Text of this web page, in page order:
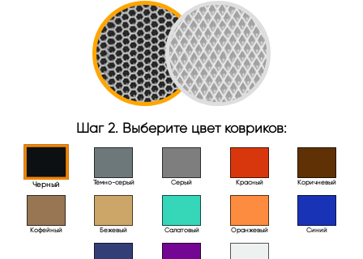
Шаг 2. Выберите цвет ковриков:
Черный Тёмно-серый Серый Красный Коричневый
Кофейный Бежевый Салатовый Оранжевый Синий